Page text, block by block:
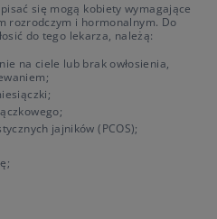
się mogą kobiety wymagające
rozrodczym i hormonalnym. Do
do tego lekarza, należą:
na ciele lub brak owłosienia,
jajników (PCOS);